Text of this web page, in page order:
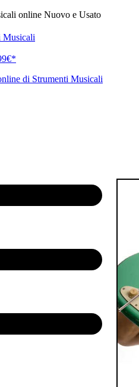
online Nuovo e Usato
Musicali